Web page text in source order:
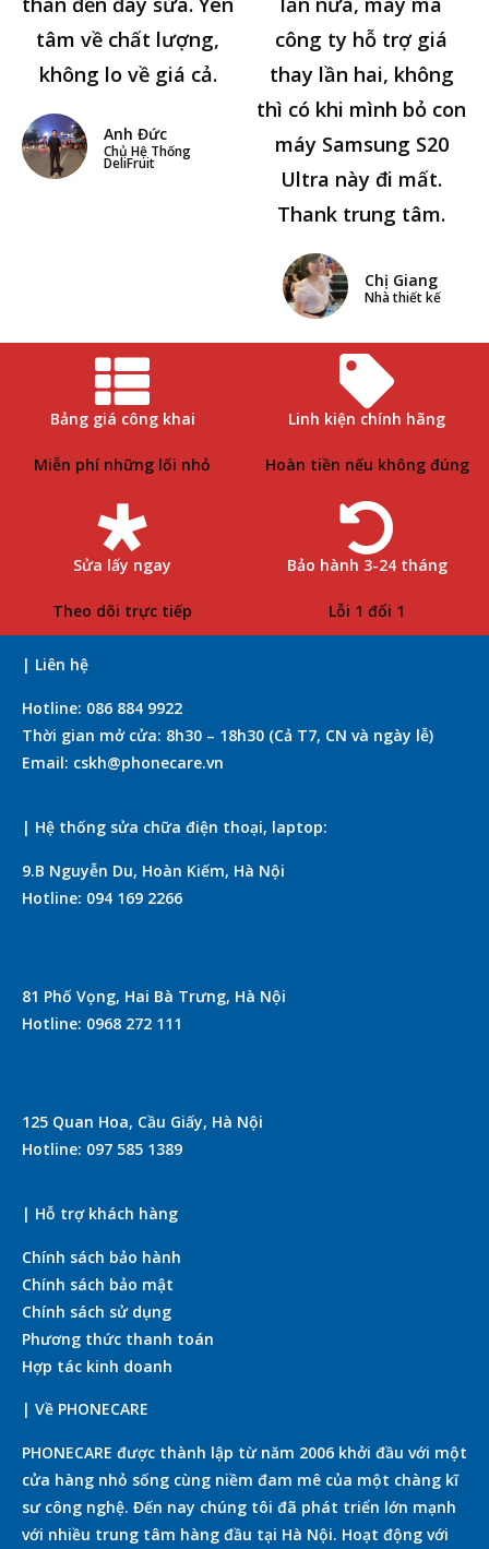
tâm về chất lượng,
không lo về giá cả.
Anh Đức
Chủ Hệ Thống
DeliFruit
công ty hỗ trợ giá
thay lần hai, không
thì có khi mình bỏ con
máy Samsung S20
Ultra này đi mất.
Thank trung tâm.
Chị Giang
Nhà thiết kế
Bảng giá công khai
Miễn phí những lối nhỏ
Linh kiện chính hãng
Hoàn tiền nếu không đúng
Sửa lấy ngay
Theo dõi trực tiếp
Bảo hành 3-24 tháng
Lỗi 1 đổi 1
| Liên hệ
Hotline: 086 884 9922
Thời gian mở cửa: 8h30 – 18h30 (Cả T7, CN và ngày lễ)
Email: cskh@phonecare.vn
| Hệ thống sửa chữa điện thoại, laptop:
9.B Nguyễn Du, Hoàn Kiếm, Hà Nội
Hotline: 094 169 2266
81 Phố Vọng, Hai Bà Trưng, Hà Nội
Hotline: 0968 272 111
125 Quan Hoa, Cầu Giấy, Hà Nội
Hotline: 097 585 1389
| Hỗ trợ khách hàng
Chính sách bảo hành
Chính sách bảo mật
Chính sách sử dụng
Phương thức thanh toán
Hợp tác kinh doanh
| Về PHONECARE
PHONECARE được thành lập từ năm 2006 khởi đầu với một
cửa hàng nhỏ sống cùng niềm đam mê của một chàng kĩ
sư công nghệ. Đến nay chúng tôi đã phát triển lớn mạnh
với nhiều trung tâm hàng đầu tại Hà Nội. Hoạt động với